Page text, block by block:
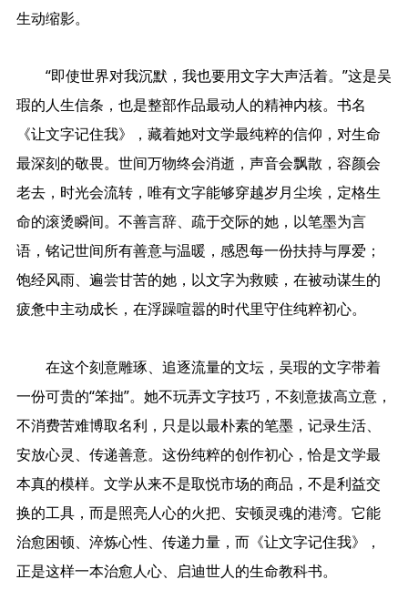
生动缩影。
“即使世界对我沉默，我也要用文字大声活着。”这是吴
瑕的人生信条，也是整部作品最动人的精神内核。书名
《让文字记住我》，藏着她对文学最纯粹的信仰，对生命
最深刻的敬畏。世间万物终会消逝，声音会飘散，容颜会
老去，时光会流转，唯有文字能够穿越岁月尘埃，定格生
命的滚烫瞬间。不善言辞、疏于交际的她，以笔墨为言
语，铭记世间所有善意与温暖，感恩每一份扶持与厚爱；
饱经风雨、遍尝甘苦的她，以文字为救赎，在被动谋生的
疲惫中主动成长，在浮躁喧嚣的时代里守住纯粹初心。
在这个刻意雕琢、追逐流量的文坛，吴瑕的文字带着
一份可贵的“笨拙”。她不玩弄文字技巧，不刻意拔高立意，
不消费苦难博取名利，只是以最朴素的笔墨，记录生活、
安放心灵、传递善意。这份纯粹的创作初心，恰是文学最
本真的模样。文学从来不是取悦市场的商品，不是利益交
换的工具，而是照亮人心的火把、安顿灵魂的港湾。它能
治愈困顿、淬炼心性、传递力量，而《让文字记住我》，
正是这样一本治愈人心、启迪世人的生命教科书。